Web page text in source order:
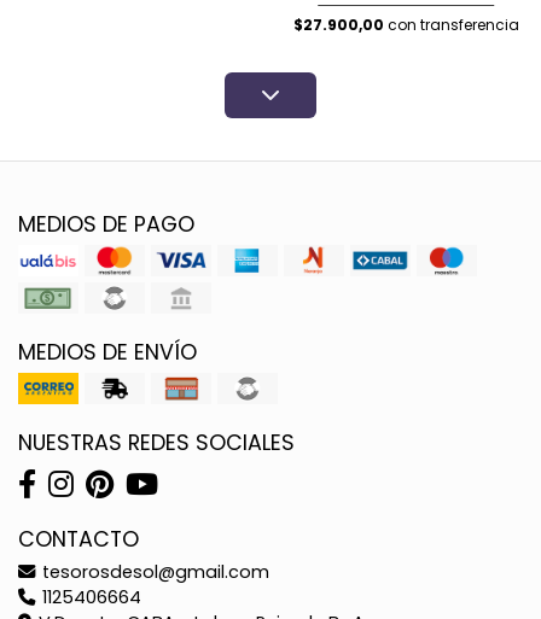
$27.900,00 con transferencia
MEDIOS DE PAGO
MEDIOS DE ENVÍO
NUESTRAS REDES SOCIALES
CONTACTO
tesorosdesol@gmail.com
1125406664